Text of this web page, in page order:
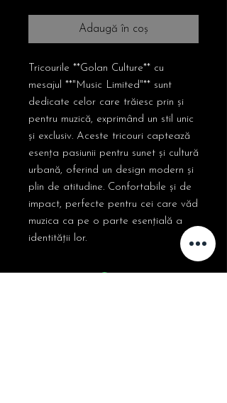
Adaugă în coș
Tricourile **Golan Culture** cu
mesajul **"Music Limited"** sunt
dedicate celor care trăiesc prin și
pentru muzică, exprimând un stil unic
și exclusiv. Aceste tricouri captează
esența pasiunii pentru sunet și cultură
urbană, oferind un design modern și
plin de atitudine. Confortabile și de
impact, perfecte pentru cei care văd
muzica ca pe o parte esențială a
identității lor.